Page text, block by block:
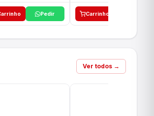
Pedir Carrinho
Ver todos →